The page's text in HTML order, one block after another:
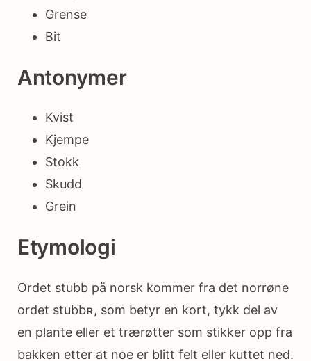
Grense
Bit
Antonymer
Kvist
Kjempe
Stokk
Skudd
Grein
Etymologi
Ordet stubb på norsk kommer fra det norrøne
ordet stubbʀ, som betyr en kort, tykk del av
en plante eller et trærøtter som stikker opp fra
bakken etter at noe er blitt felt eller kuttet ned.